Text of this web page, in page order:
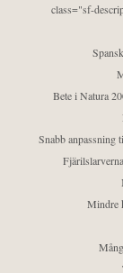
class="sf-
Bete i Natura
Snabb anpassning
Mindre